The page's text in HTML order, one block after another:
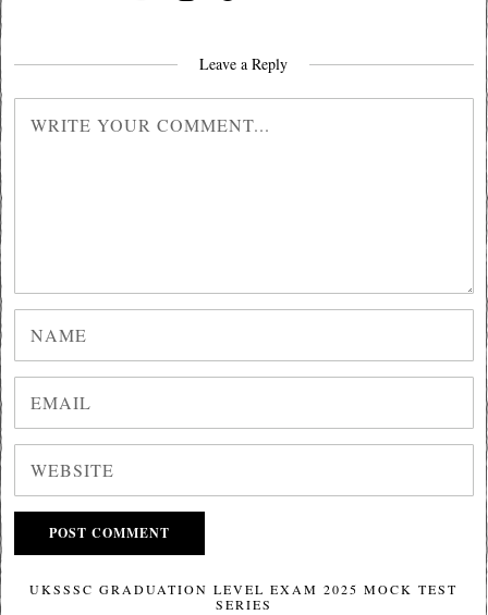
Leave a Reply
UKSSSC GRADUATION LEVEL EXAM 2025 MOCK TEST
SERIES